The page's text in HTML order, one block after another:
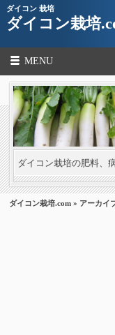
ダイコン 栽培
ダイコン栽培
MENU
ダイコン栽培の肥料、
ダイコン栽培.com » アーカイ